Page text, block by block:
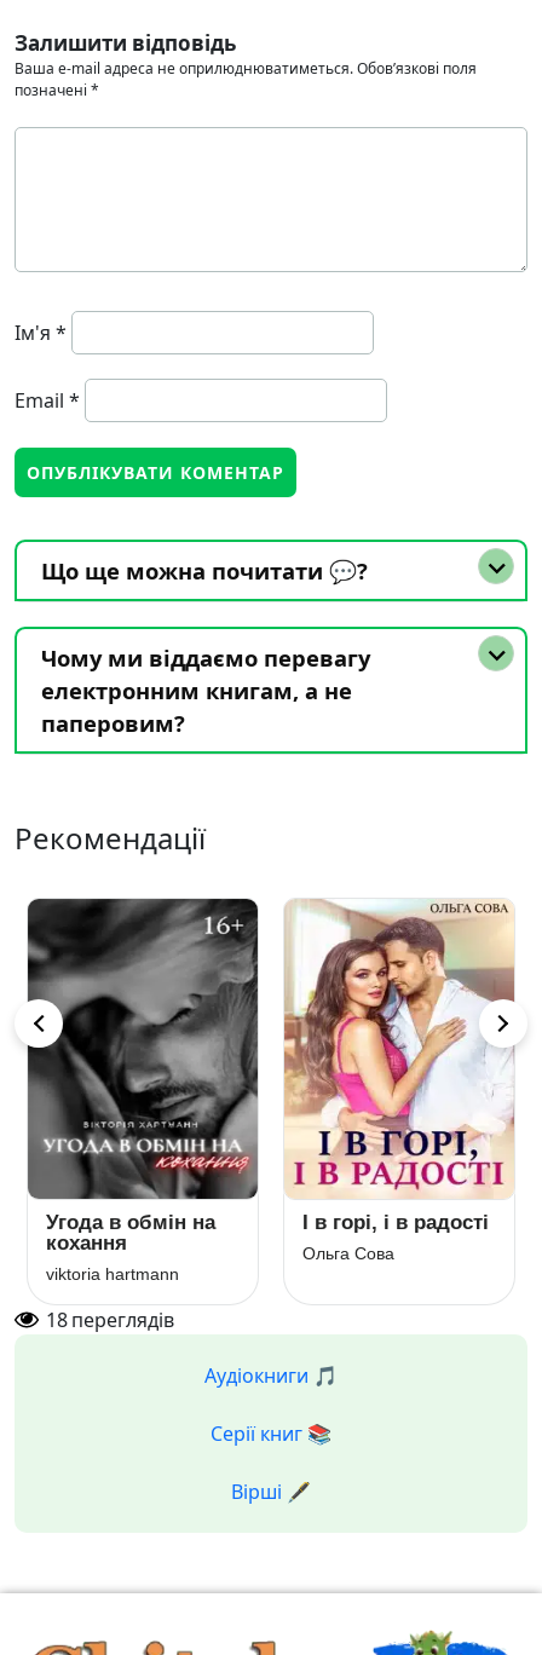
Залишити відповідь
Ваша e-mail адреса не оприлюднюватиметься.Обов’язкові поля
позначені *
Ім'я *
Email *
Що ще можна почитати 💬?
Чому ми віддаємо перевагу
електронним книгам, а не
паперовим?
Рекомендації
Угода в обмін на
кохання
viktoria hartmann
І в горі, і в радості
Ольга Сова
18переглядів
Аудіокниги 🎵
Серії книг 📚
Вірші 🖋️